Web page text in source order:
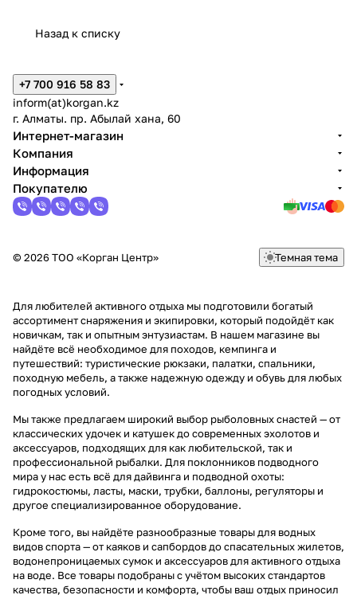
Назад к списку
+7 700 916 58 83
inform(at)korgan.kz
г. Алматы. пр. Абылай хана, 60
Интернет-магазин
Компания
Информация
Покупателю
© 2026 ТОО «Корган Центр» Темная тема
Для любителей активного отдыха мы подготовили богатый
ассортимент снаряжения и экипировки, который подойдёт как
новичкам, так и опытным энтузиастам. В нашем магазине вы
найдёте всё необходимое для походов, кемпинга и
путешествий: туристические рюкзаки, палатки, спальники,
походную мебель, а также надежную одежду и обувь для любых
погодных условий.
Мы также предлагаем широкий выбор рыболовных снастей — от
классических удочек и катушек до современных эхолотов и
аксессуаров, подходящих для как любительской, так и
профессиональной рыбалки. Для поклонников подводного
мира у нас есть всё для дайвинга и подводной охоты:
гидрокостюмы, ласты, маски, трубки, баллоны, регуляторы и
другое специализированное оборудование.
Кроме того, вы найдёте разнообразные товары для водных
видов спорта — от каяков и сапбордов до спасательных жилетов,
водонепроницаемых сумок и аксессуаров для активного отдыха
на воде. Все товары подобраны с учётом высоких стандартов
качества, безопасности и комфорта, чтобы ваш отдых приносил